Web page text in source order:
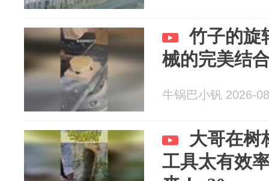
竹子的旋
械的完美结
牛锅巴小钒 2026-
大哥在树
工具太有效